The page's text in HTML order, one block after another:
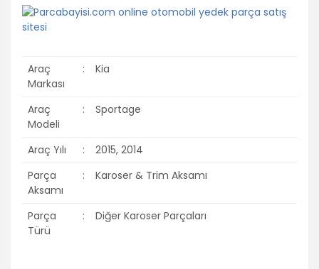
Araç
Markası
: Kia
Araç
Modeli
: Sportage
Araç Yılı :
2015, 2014
Parça
Aksamı
: Karoser & Trim Aksamı
Parça
Türü
: Diğer Karoser Parçaları